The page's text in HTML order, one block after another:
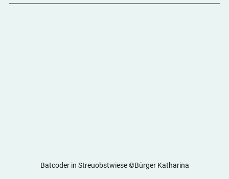
Batcoder in Streuobstwiese ©Bürger Katharina